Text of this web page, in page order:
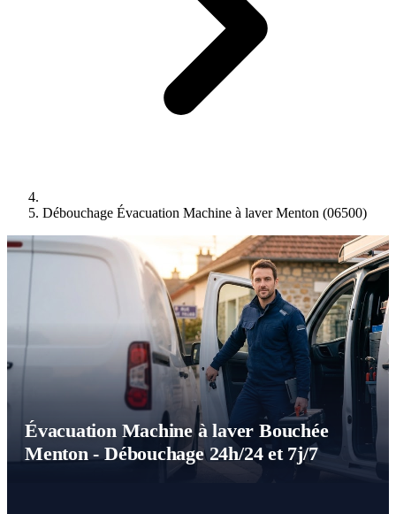
Débouchage Évacuation Machine à laver Menton (06500)
Évacuation Machine à laver Bouchée
Menton - Débouchage 24h/24 et 7j/7